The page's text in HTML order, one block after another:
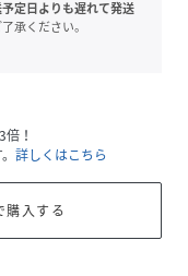
定日よりも遅れて発送
承ください。
！
詳しくはこちら
入する